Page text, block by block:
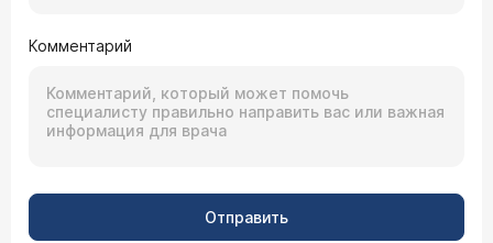
Комментарий
Отправить